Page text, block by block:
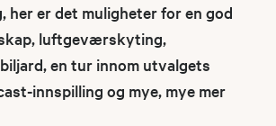
her er det muligheter for en god
luftgeværskyting,
en tur innom utvalgets
innspilling og mye, mye mer